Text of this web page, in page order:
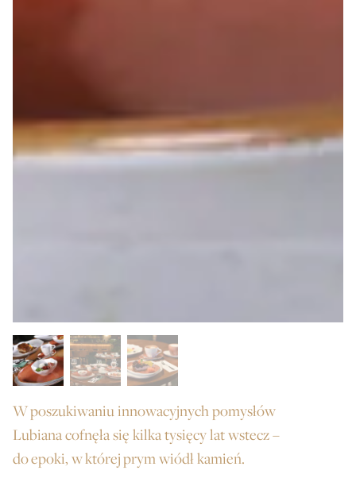
W poszukiwaniu innowacyjnych pomysłów
Lubiana cofnęła się kilka tysięcy lat wstecz –
do epoki, w której prym wiódł kamień.